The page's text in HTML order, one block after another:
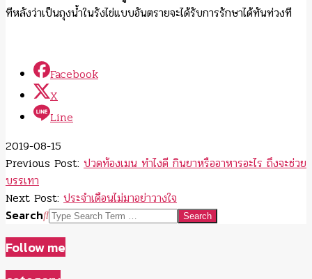
ทีหลังว่าเป็นถุงน้ำในรังไข่แบบอันตรายจะได้รับการรักษาได้ทันท่วงที
Facebook
X
Line
2019-08-15
Previous Post: ปวดท้องเมน ทำไงดี กินยาหรืออาหารอะไร ถึงจะช่วย
บรรเทา
Next Post: ประจำเดือนไม่มาอย่าวางใจ
Search
Follow me